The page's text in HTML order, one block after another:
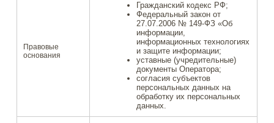
Правовые
основания
Гражданский кодекс РФ;
Федеральный закон от
27.07.2006 № 149-ФЗ «Об
информации,
информационных технологиях
и защите информации;
уставные (учредительные)
документы Оператора;
согласия субъектов
персональных данных на
обработку их персональных
данных.